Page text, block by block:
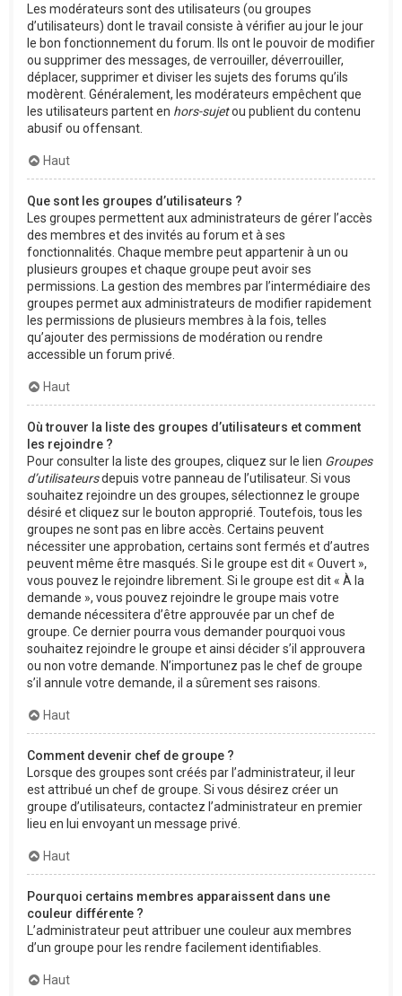
Les modérateurs sont des utilisateurs (ou groupes
d’utilisateurs) dont le travail consiste à vérifier au jour le jour
le bon fonctionnement du forum. Ils ont le pouvoir de modifier
ou supprimer des messages, de verrouiller, déverrouiller,
déplacer, supprimer et diviser les sujets des forums qu’ils
modèrent. Généralement, les modérateurs empêchent que
les utilisateurs partent en hors-sujetou publient du contenu
abusif ou offensant.
Haut
Que sont les groupes d’utilisateurs ?
Les groupes permettent aux administrateurs de gérer l’accès
des membres et des invités au forum et à ses
fonctionnalités. Chaque membre peut appartenir à un ou
plusieurs groupes et chaque groupe peut avoir ses
permissions. La gestion des membres par l’intermédiaire des
groupes permet aux administrateurs de modifier rapidement
les permissions de plusieurs membres à la fois, telles
qu’ajouter des permissions de modération ou rendre
accessible un forum privé.
Haut
Où trouver la liste des groupes d’utilisateurs et comment
les rejoindre ?
Pour consulter la liste des groupes, cliquez sur le lien Groupes
d’utilisateursdepuis votre panneau de l’utilisateur. Si vous
souhaitez rejoindre un des groupes, sélectionnez le groupe
désiré et cliquez sur le bouton approprié. Toutefois, tous les
groupes ne sont pas en libre accès. Certains peuvent
nécessiter une approbation, certains sont fermés et d’autres
peuvent même être masqués. Si le groupe est dit « Ouvert »,
vous pouvez le rejoindre librement. Si le groupe est dit « À la
demande », vous pouvez rejoindre le groupe mais votre
demande nécessitera d’être approuvée par un chef de
groupe. Ce dernier pourra vous demander pourquoi vous
souhaitez rejoindre le groupe et ainsi décider s’il approuvera
ou non votre demande. N’importunez pas le chef de groupe
s’il annule votre demande, il a sûrement ses raisons.
Haut
Comment devenir chef de groupe ?
Lorsque des groupes sont créés par l’administrateur, il leur
est attribué un chef de groupe. Si vous désirez créer un
groupe d’utilisateurs, contactez l’administrateur en premier
lieu en lui envoyant un message privé.
Haut
Pourquoi certains membres apparaissent dans une
couleur différente ?
L’administrateur peut attribuer une couleur aux membres
d’un groupe pour les rendre facilement identifiables.
Haut